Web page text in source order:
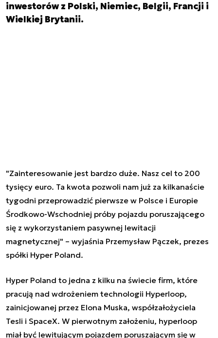
inwestorów z Polski, Niemiec, Belgii, Francji i
Wielkiej Brytanii.
"Zainteresowanie jest bardzo duże. Nasz cel to 200
tysięcy euro. Ta kwota pozwoli nam już za kilkanaście
tygodni przeprowadzić pierwsze w Polsce i Europie
Środkowo-Wschodniej próby pojazdu poruszającego
się z wykorzystaniem pasywnej lewitacji
magnetycznej" – wyjaśnia Przemysław Pączek, prezes
spółki Hyper Poland.
Hyper Poland to jedna z kilku na świecie firm, które
pracują nad wdrożeniem technologii Hyperloop,
zainicjowanej przez Elona Muska, współzałożyciela
Tesli i SpaceX. W pierwotnym założeniu, hyperloop
miał być lewitującym pojazdem poruszającym się w